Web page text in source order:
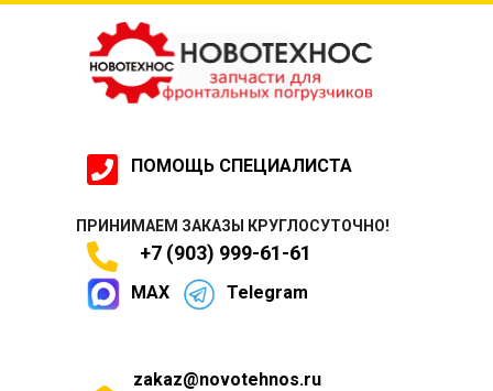
ПОМОЩЬ СПЕЦИАЛИСТА
ПРИНИМАЕМ ЗАКАЗЫ КРУГЛОСУТОЧНО!
+7 (903) 999-61-61
MAX Telegram
zakaz@novotehnos.ru